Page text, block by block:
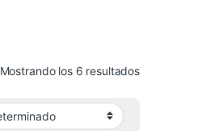
Mostrando los 6 resultados